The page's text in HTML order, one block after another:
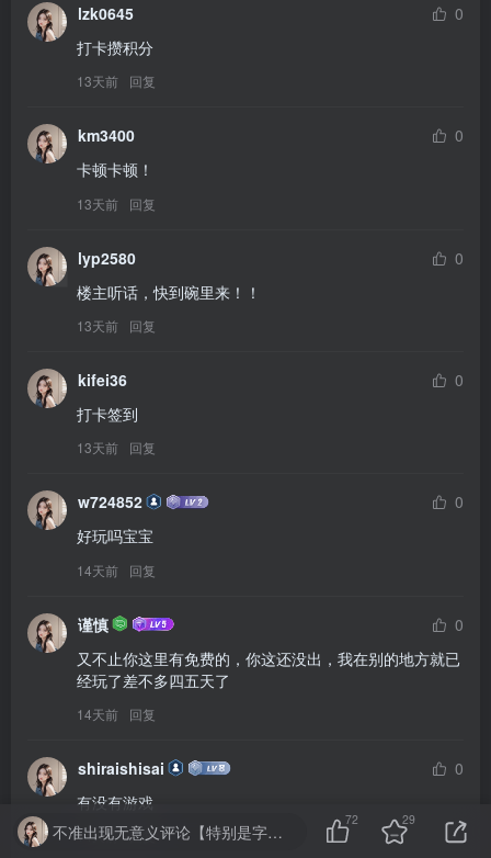
lzk0645
0
打卡攒积分
13天前 回复
km3400
0
卡顿卡顿！
13天前 回复
lyp2580
0
楼主听话，快到碗里来！！
13天前 回复
kifei36
0
打卡签到
13天前 回复
w724852
0
好玩吗宝宝
14天前 回复
谨慎
0
又不止你这里有免费的，你这还没出，我在别的地方就已
经玩了差不多四五天了
14天前 回复
shiraishisai
0
有没有游戏
14天前 回复 不准出现无意义评论【特别是字母数字】严重封号处理
72 29